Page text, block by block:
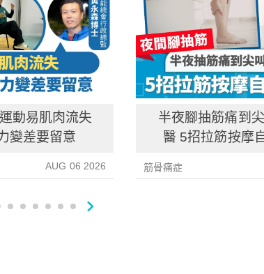
動易肌肉流失
變差要留意
AUG 06 2026
半夜腳抽筋痛到
筋骨痛症